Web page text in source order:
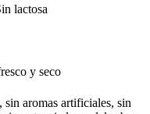
lactosa
y seco
sin aromas artificiales, sin